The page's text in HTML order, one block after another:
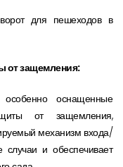
для пешеходов в
от защемления:
оснащенные
от защемления,
механизм входа/
случаи и обеспечивает